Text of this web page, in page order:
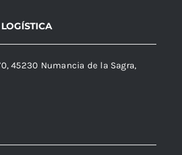
45230 Numancia de la Sagra,